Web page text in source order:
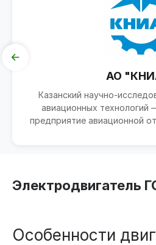
АО
Казанский научно-
авиационных
предприятие авиационной
Электродвигатель
Особенности